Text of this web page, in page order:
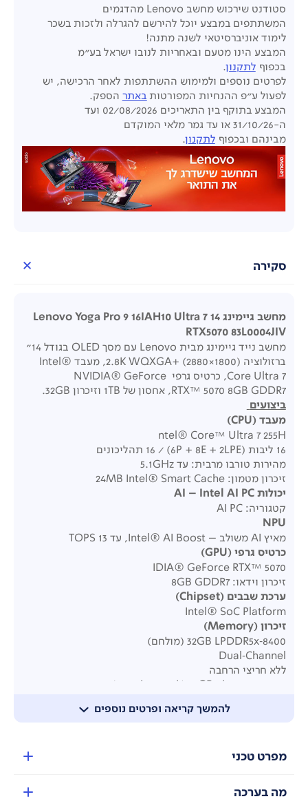
סטודנט שירכוש מחשב Lenovo מהדגמים
המשתתפים במבצע יוכל להירשם להגרלה ולזכות בשכר
לימוד אוניברסיטאי לשנה מתנה!
המבצע הינו מטעם ובאחריות לנובו ישראל בע"מ
בכפוף לתקנון.
לפרטים נוספים ולמימוש ההשתתפות לאחר הרכישה, יש
לפעול ע"פ ההנחיות המפורטות באתר הספק.
המבצע בתוקף בין התאריכים 02/08/2026 ועד
ה-31/10/26
או עד גמר מלאי המוקדם
מבינהם ובכפוף לתקנון.
סקירה
להמשך קריאה ופרטים נוספים
מחשב גיימינג 14 Lenovo Yoga Pro 9 16IAH10 Ultra 7
RTX5070 83L0004JIV
מחשב נייד גיימינג מבית Lenovo עם מסך OLED בגודל 14"
ברזולוציה ‎2.8K WQXGA+ (2880×1800), מעבד Intel®
Core Ultra 7, כרטיס גרפי NVIDIA® GeForce
RTX™ 5070 8GB GDDR7, אחסון של 1TB וזיכרון 32GB.
ביצועים
מעבד(CPU)
ntel® Core™ Ultra 7 255H
16 ליבות (6P + 8E + 2LPE) / ‏16 תהליכונים
מהירות טורבו מרבית: עד ‎5.1GHz
זיכרון מטמון: ‎24MB Intel® Smart Cache
יכולות AI – Intel AI PC
קטגוריה: AI PC
NPU
מאיץ AI משולב – Intel® AI Boost, עד 13 TOPS
כרטיס גרפי(GPU)
IDIA® GeForce RTX™ 5070
זיכרון וידאו:8GB GDDR7
ערכת שבבים (Chipset)
Intel® SoC Platform
זיכרון(Memory)
32GB LPDDR5x‑8400 (מולחם)
Dual‑Channel
ללא חריצי הרחבה
זיכרון מקסימלי: 32GB (לא ניתן לשדרוג)
סה"כ שני חריצי M.2:
חריץ 2: ‏M.2 2280 PCIe® 4.0 x4
תמיכה מקסימלית
מפרט טכני
מה בערכה